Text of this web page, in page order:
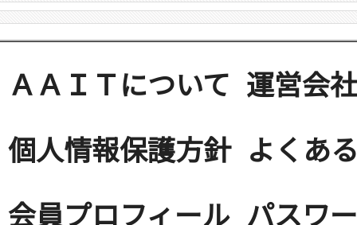
ＡＡＩＴについて 運営会社
個人情報保護方針 よくあ
会員プロフィール パスワ